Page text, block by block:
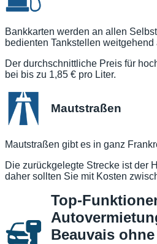
Bankkarten werden an allen
bedienten Tankstellen weitgehend
Der durchschnittliche Preis für
bei bis zu 1,85 € pro Liter.
Mautstraßen
Mautstraßen gibt es in ganz
Die zurückgelegte Strecke ist der
daher sollten Sie mit Kosten
Top-
Beauvais